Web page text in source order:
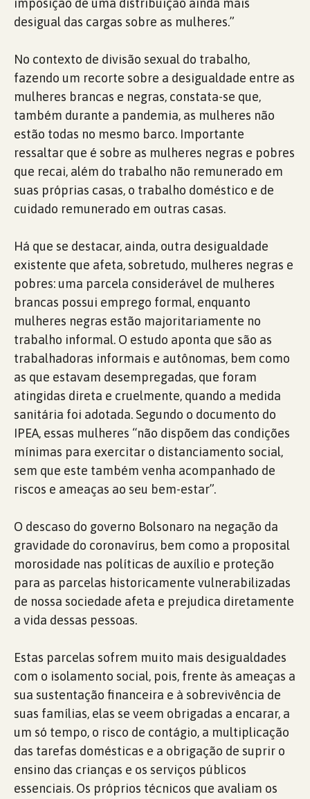
imposição de uma distribuição ainda mais
desigual das cargas sobre as mulheres.”
No contexto de divisão sexual do trabalho,
fazendo um recorte sobre a desigualdade entre as
mulheres brancas e negras, constata-se que,
também durante a pandemia, as mulheres não
estão todas no mesmo barco. Importante
ressaltar que é sobre as mulheres negras e pobres
que recai, além do trabalho não remunerado em
suas próprias casas, o trabalho doméstico e de
cuidado remunerado em outras casas.
Há que se destacar, ainda, outra desigualdade
existente que afeta, sobretudo, mulheres negras e
pobres: uma parcela considerável de mulheres
brancas possui emprego formal, enquanto
mulheres negras estão majoritariamente no
trabalho informal. O estudo aponta que são as
trabalhadoras informais e autônomas, bem como
as que estavam desempregadas, que foram
atingidas direta e cruelmente, quando a medida
sanitária foi adotada. Segundo o documento do
IPEA, essas mulheres “não dispõem das condições
mínimas para exercitar o distanciamento social,
sem que este também venha acompanhado de
riscos e ameaças ao seu bem-estar”.
O descaso do governo Bolsonaro na negação da
gravidade do coronavírus, bem como a proposital
morosidade nas políticas de auxílio e proteção
para as parcelas historicamente vulnerabilizadas
de nossa sociedade afeta e prejudica diretamente
a vida dessas pessoas.
Estas parcelas sofrem muito mais desigualdades
com o isolamento social, pois, frente às ameaças a
sua sustentação financeira e à sobrevivência de
suas famílias, elas se veem obrigadas a encarar, a
um só tempo, o risco de contágio, a multiplicação
das tarefas domésticas e a obrigação de suprir o
ensino das crianças e os serviços públicos
essenciais. Os próprios técnicos que avaliam os